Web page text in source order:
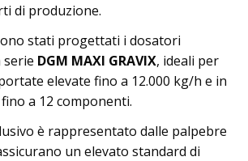
di produzione.
stati progettati i dosatori
serie DGM MAXI GRAVIX, ideali per
elevate fino a 12.000 kg/h e in
a 12 componenti.
è rappresentato dalle palpebre
un elevato standard di